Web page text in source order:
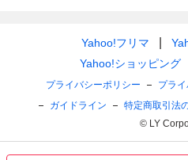
Yahoo!フリマ
Yahoo!ショッピング
プライバシーポリシー プラ
ガイドライン
特定商取引法
© LY